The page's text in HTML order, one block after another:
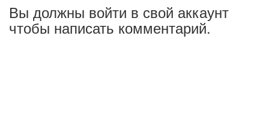
Вы должны войти в свой аккаунт
чтобы написать комментарий.